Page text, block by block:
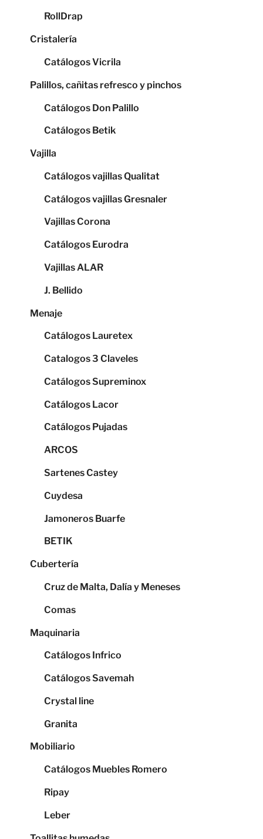
RollDrap
Cristalería
Catálogos Vicrila
Palillos, cañitas refresco y pinchos
Catálogos Don Palillo
Catálogos Betik
Vajilla
Catálogos vajillas Qualitat
Catálogos vajillas Gresnaler
Vajillas Corona
Catálogos Eurodra
Vajillas ALAR
J. Bellido
Menaje
Catálogos Lauretex
Catalogos 3 Claveles
Catálogos Supreminox
Catálogos Lacor
Catálogos Pujadas
ARCOS
Sartenes Castey
Cuydesa
Jamoneros Buarfe
BETIK
Cubertería
Cruz de Malta, Dalía y Meneses
Comas
Maquinaria
Catálogos Infrico
Catálogos Savemah
Crystal line
Granita
Mobiliario
Catálogos Muebles Romero
Ripay
Leber